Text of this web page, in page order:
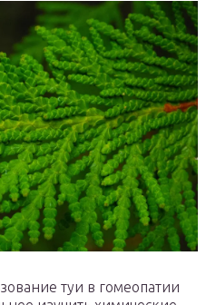
туи в гомеопатии